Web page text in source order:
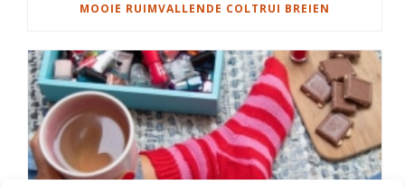
MOOIE RUIMVALLENDE COLTRUI BREIEN